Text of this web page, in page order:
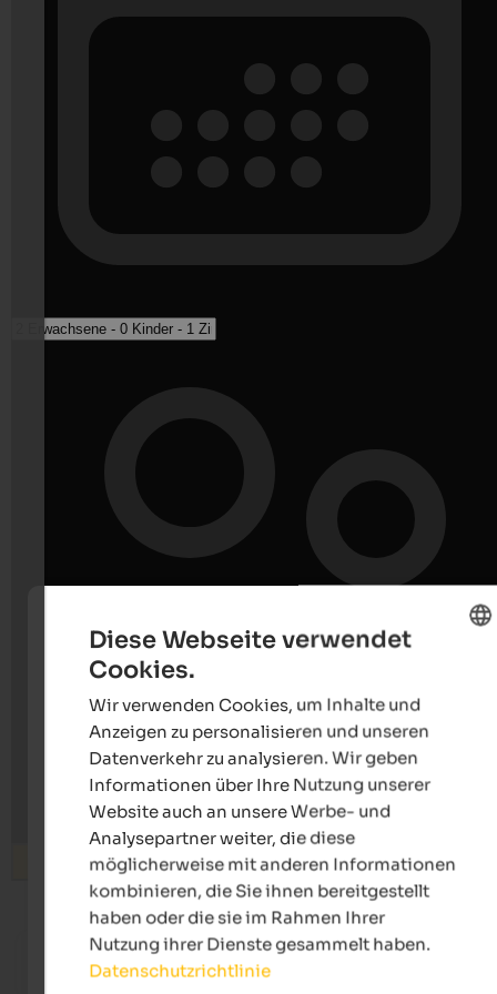
ab 125 €
Hotel Waldhof
Vitalpina Hotel | Rabland bei Meran
GERMAN
Diese Webseite verwendet
Cookies.
Wir verwenden Cookies, um Inhalte und
Anzeigen zu personalisieren und unseren
Datenverkehr zu analysieren. Wir geben
Informationen über Ihre Nutzung unserer
Website auch an unsere Werbe- und
Analysepartner weiter, die diese
möglicherweise mit anderen Informationen
kombinieren, die Sie ihnen bereitgestellt
haben oder die sie im Rahmen Ihrer
Nutzung ihrer Dienste gesammelt haben.
Datenschutzrichtlinie